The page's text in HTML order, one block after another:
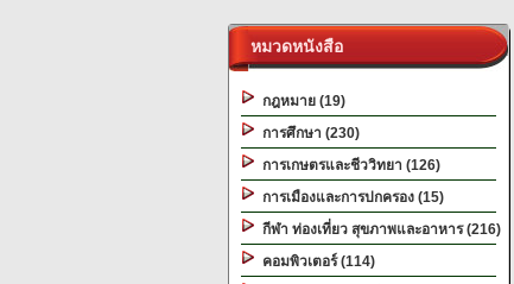
หมวดหนังสือ
กฎหมาย (19)
การศึกษา (230)
การเกษตรและชีววิทยา (126)
การเมืองและการปกครอง (15)
กีฬา ท่องเที่ยว สุขภาพและอาหาร (216)
คอมพิวเตอร์ (114)